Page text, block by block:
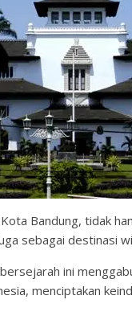
Bandung, tidak
sebagai destinasi
ini
menciptakan